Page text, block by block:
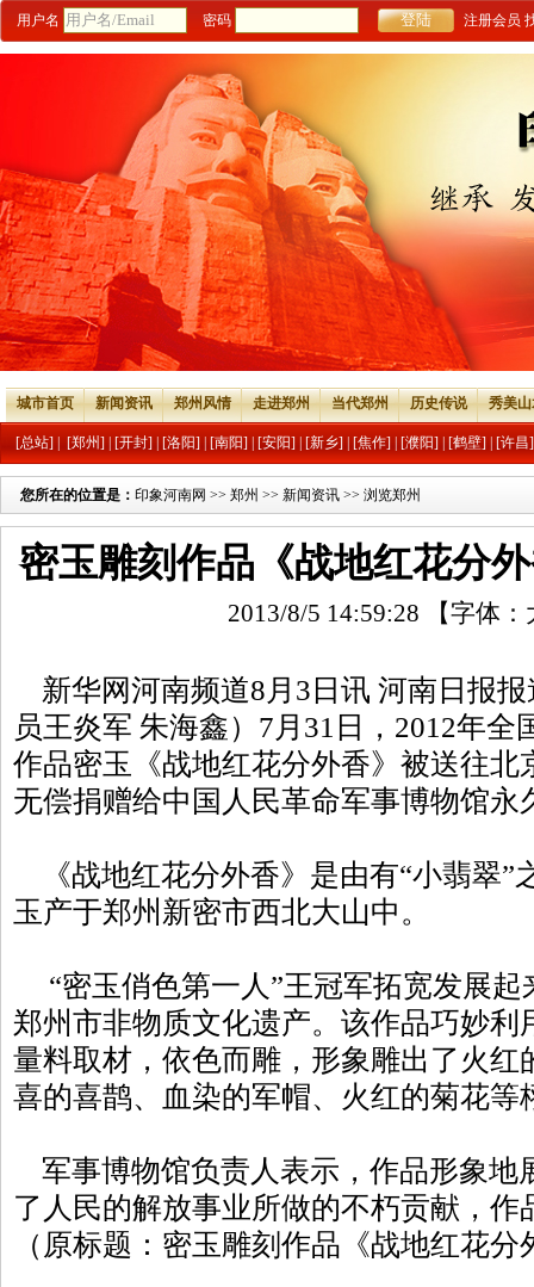
用户名 密码 注册会员
城市首页 新闻资讯 郑州风情 走进郑州 当代郑州 历史传说 秀美
[总站] [郑州] [开封] [洛阳] [南阳] [安阳] [新乡] [焦作] [濮阳] [鹤壁] [许昌]
您所在的位置是： 印象河南网 >> 郑州 >> 新闻资讯 >> 浏览郑州
密玉雕刻作品《战地红花分
2013/8/5 14:59:28 【字体：
新华网河南频道8月3日讯 河南日报报
员王炎军 朱海鑫）7月31日，2012年全
作品密玉《战地红花分外香》被送往北
无偿捐赠给中国人民革命军事博物馆永
《战地红花分外香》是由有“小翡翠”
玉产于郑州新密市西北大山中。
“密玉俏色第一人”王冠军拓宽发展起
郑州市非物质文化遗产。该作品巧妙利
量料取材，依色而雕，形象雕出了火红
喜的喜鹊、血染的军帽、火红的菊花等
军事博物馆负责人表示，作品形象地
了人民的解放事业所做的不朽贡献，作
（原标题：密玉雕刻作品《战地红花